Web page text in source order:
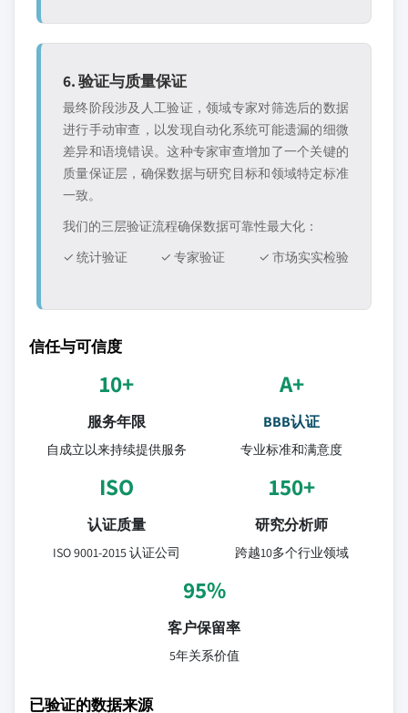
6. 验证与质量保证
最终阶段涉及人工验证，领域专家对筛选后的数据
进行手动审查，以发现自动化系统可能遗漏的细微
差异和语境错误。这种专家审查增加了一个关键的
质量保证层，确保数据与研究目标和领域特定标准
一致。
我们的三层验证流程确保数据可靠性最大化：
✓ 统计验证
✓ 专家验证 ✓ 市场实实检验
信任与可信度
10+
服务年限
自成立以来持续提供服务
A+
BBB认证
专业标准和满意度
ISO
认证质量
ISO 9001-2015 认证公司
150+
研究分析师
跨越10多个行业领域
95%
客户保留率
5年关系价值
已验证的数据来源